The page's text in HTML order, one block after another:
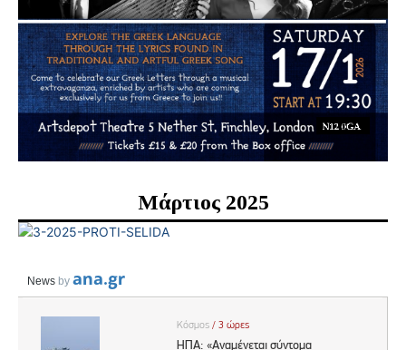
Μάρτιος 2025